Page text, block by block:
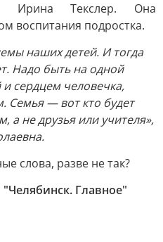
Ирина Текслер. Она
воспитания подростка.
наших детей. И тогда
Надо быть на одной
сердцем человечка,
Семья — вот кто будет
а не друзья или учителя»,
слова, разве не так?
"Челябинск. Главное"